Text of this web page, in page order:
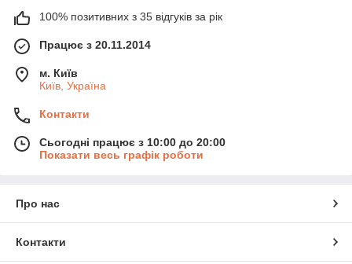
100% позитивних з 35 відгуків за рік
Працює з 20.11.2014
м. Київ
Київ, Україна
Контакти
Сьогодні працює з 10:00 до 20:00
Показати весь графік роботи
Про нас
Контакти